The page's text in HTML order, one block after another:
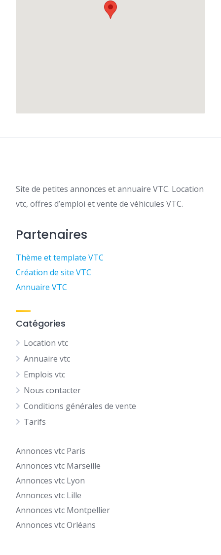
Site de petites annonces et annuaire VTC. Location
vtc, offres d’emploi et vente de véhicules VTC.
Partenaires
Thème et template VTC
Création de site VTC
Annuaire VTC
Catégories
Location vtc
Annuaire vtc
Emplois vtc
Nous contacter
Conditions générales de vente
Tarifs
Annonces vtc Paris
Annonces vtc Marseille
Annonces vtc Lyon
Annonces vtc Lille
Annonces vtc Montpellier
Annonces vtc Orléans